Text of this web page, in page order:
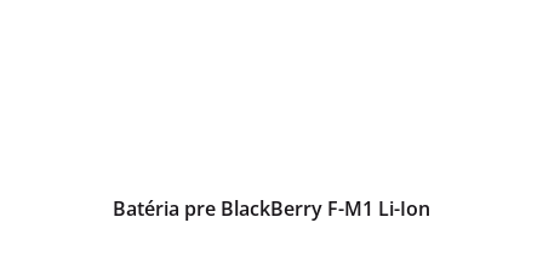
Batéria pre BlackBerry F-M1 Li-Ion